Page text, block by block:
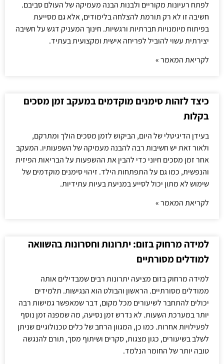
לפתח רעיונות מקוריים ולבנות הבנה מעמיקה של העולם סביבם.
חשיבה זו לא רק תורמת להצלחה בלימודים, אלא גם מסייעת
בפיתוח מיומנויות חברתיות ורגשיות. חינוך המעניק דגש על חשיבה
יצירתית עשוי להוביל לפריחה אישית ומקצועית בעתיד.
לקריאת המאמר »
כיצד לזהות סימנים מוקדמים במעקב זמן מסכים
בקלות
בעידן הדיגיטלי של היום, הביקוש לזמן מסכים הולך ומתרקם,
ולאור זאת יש חשיבות רבה להבנה מעמיקה של השפעותיו. המעקב
אחר זמן מסכים חיוני כדי להבין את ההשפעות על הבריאות הפיזית
והנפשית, כמו גם על התפתחות הילד. זיהוי סימנים מוקדמים של
שימוש לא מתון יכול לסייע במניעת בעיות עתידיות.
לקריאת המאמר »
למידה מרחוק בזום: יתרונות וחסרונות בהשוואה
למודלים מסורתיים
למידה מרחוק בזום מציעה יתרונות רבים שמבדילים אותה
ממודלים מסורתיים. הראשון והבולט הוא הנגישות. תלמידים
יכולים להתחבר לשיעורים מכל מקום, דבר שמאפשר גמישות רבה
יותר במערכת השעות. לא נדרש זמן נסיעה, מה שמפנה זמן נוסף
לפעילויות אחרות. כמו כן, המגוון הרחב של כלים טכנולוגיים שניתן
לשלב בשיעורים, כגון מצגות, סקרים ושיתוף מסך, תורם להנגשה
טובה יותר של החומר הנלמד.